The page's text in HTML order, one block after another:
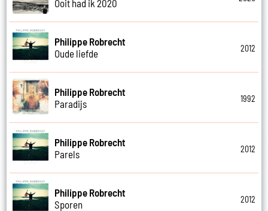
Ooit had ik 2020
Philippe Robrecht
Oude liefde
2012
Philippe Robrecht
Paradijs
1992
Philippe Robrecht
Parels
2012
Philippe Robrecht
Sporen
2012